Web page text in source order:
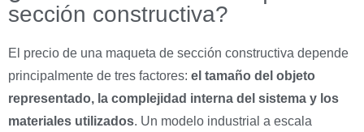
sección constructiva?
El precio de una maqueta de sección constructiva depende
principalmente de tres factores: el tamaño del objeto
representado, la complejidad interna del sistema y los
materiales utilizados. Un modelo industrial a escala